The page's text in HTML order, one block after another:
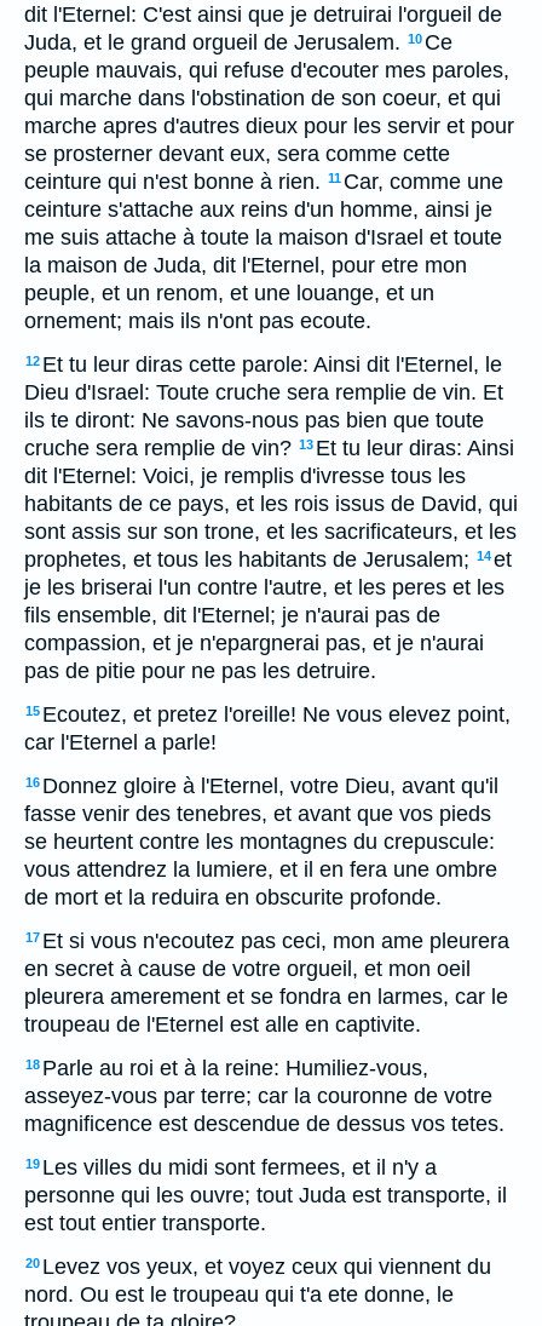
dit l'Eternel: C'est ainsi que je detruirai l'orgueil de
Juda, et le grand orgueil de Jerusalem. 10 Ce
peuple mauvais, qui refuse d'ecouter mes paroles,
qui marche dans l'obstination de son coeur, et qui
marche apres d'autres dieux pour les servir et pour
se prosterner devant eux, sera comme cette
ceinture qui n'est bonne à rien. 11 Car, comme une
ceinture s'attache aux reins d'un homme, ainsi je
me suis attache à toute la maison d'Israel et toute
la maison de Juda, dit l'Eternel, pour etre mon
peuple, et un renom, et une louange, et un
ornement; mais ils n'ont pas ecoute.
12 Et tu leur diras cette parole: Ainsi dit l'Eternel, le
Dieu d'Israel: Toute cruche sera remplie de vin. Et
ils te diront: Ne savons-nous pas bien que toute
cruche sera remplie de vin? 13 Et tu leur diras: Ainsi
dit l'Eternel: Voici, je remplis d'ivresse tous les
habitants de ce pays, et les rois issus de David, qui
sont assis sur son trone, et les sacrificateurs, et les
prophetes, et tous les habitants de Jerusalem; 14et
je les briserai l'un contre l'autre, et les peres et les
fils ensemble, dit l'Eternel; je n'aurai pas de
compassion, et je n'epargnerai pas, et je n'aurai
pas de pitie pour ne pas les detruire.
15 Ecoutez, et pretez l'oreille! Ne vous elevez point,
car l'Eternel a parle!
16 Donnez gloire à l'Eternel, votre Dieu, avant qu'il
fasse venir des tenebres, et avant que vos pieds
se heurtent contre les montagnes du crepuscule:
vous attendrez la lumiere, et il en fera une ombre
de mort et la reduira en obscurite profonde.
17 Et si vous n'ecoutez pas ceci, mon ame pleurera
en secret à cause de votre orgueil, et mon oeil
pleurera amerement et se fondra en larmes, car le
troupeau de l'Eternel est alle en captivite.
18 Parle au roi et à la reine: Humiliez-vous,
asseyez-vous par terre; car la couronne de votre
magnificence est descendue de dessus vos tetes.
19 Les villes du midi sont fermees, et il n'y a
personne qui les ouvre; tout Juda est transporte, il
est tout entier transporte.
20 Levez vos yeux, et voyez ceux qui viennent du
nord. Ou est le troupeau qui t'a ete donne, le